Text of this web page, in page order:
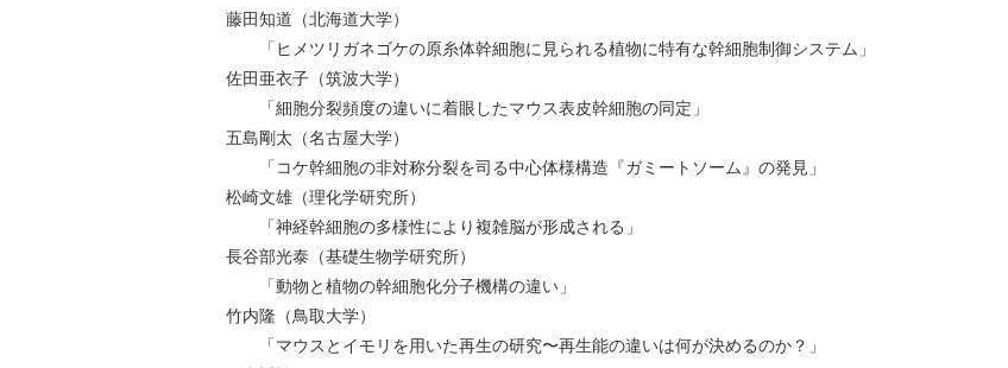
藤田知道（北海道大学）
「ヒメツリガネゴケの原糸体幹細胞に見られる植物に特有な幹細胞制御システム」
佐田亜衣子（筑波大学）
「細胞分裂頻度の違いに着眼したマウス表皮幹細胞の同定」
五島剛太（名古屋大学）
「コケ幹細胞の非対称分裂を司る中心体様構造『ガミートソーム』の発見」
松崎文雄（理化学研究所）
「神経幹細胞の多様性により複雑脳が形成される」
長谷部光泰（基礎生物学研究所）
「動物と植物の幹細胞化分子機構の違い」
竹内隆（鳥取大学）
「マウスとイモリを用いた再生の研究〜再生能の違いは何が決めるのか？」